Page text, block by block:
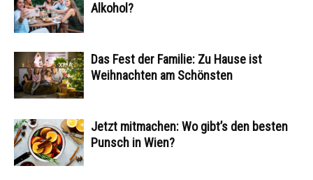
Alkohol?
Das Fest der Familie: Zu Hause ist
Weihnachten am Schönsten
Jetzt mitmachen: Wo gibt’s den besten
Punsch in Wien?